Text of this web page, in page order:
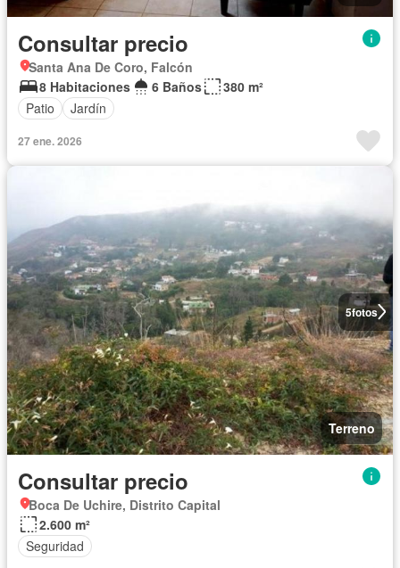
Consultar precio
Santa Ana De Coro, Falcón
8 Habitaciones
6 Baños
380 m²
Patio
Jardín
27 ene. 2026
5fotos
Terreno
Consultar precio
Boca De Uchire, Distrito Capital
2.600 m²
Seguridad